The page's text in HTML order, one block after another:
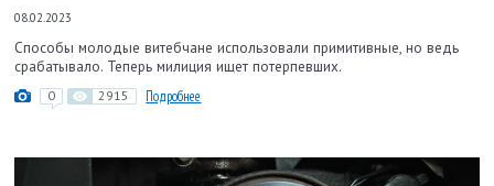
08.02.2023
Способы молодые витебчане использовали примитивные, но ведь
срабатывало. Теперь милиция ищет потерпевших.
0 2915 Подробнее